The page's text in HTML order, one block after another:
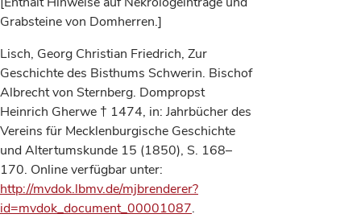
Grabsteine von Domherren.]
Lisch, Georg Christian Friedrich, Zur
Geschichte des Bisthums Schwerin. Bischof
Albrecht von Sternberg. Dompropst
Heinrich Gherwe † 1474, in: Jahrbücher des
Vereins für Mecklenburgische Geschichte
und Altertumskunde 15 (1850), S. 168–
170. Online verfügbar unter:
http://mvdok.lbmv.de/mjbrenderer?
id=mvdok_document_00001087.